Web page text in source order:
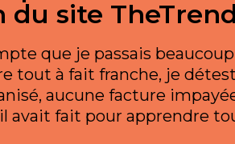
du site
que je passais
tout à fait franche, je
aucune facture
avait fait pour apprendre